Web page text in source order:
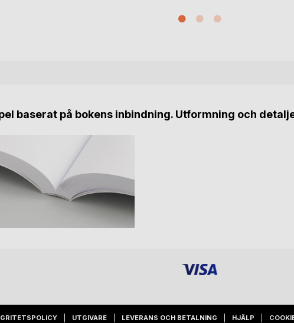
baserat på bokens inbindning. Utformning och
UTGIVARE LEVERANS OCH BETALNING HJÄLP